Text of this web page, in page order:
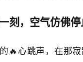
刻，空气仿佛
🔥心跳声，在那